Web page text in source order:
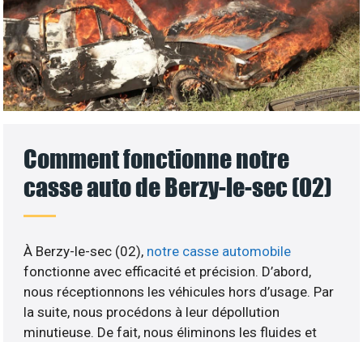
Comment fonctionne notre
casse auto de Berzy-le-sec (02)
À Berzy-le-sec (02), notre casse automobile
fonctionne avec efficacité et précision. D’abord,
nous réceptionnons les véhicules hors d’usage. Par
la suite, nous procédons à leur dépollution
minutieuse. De fait, nous éliminons les fluides et